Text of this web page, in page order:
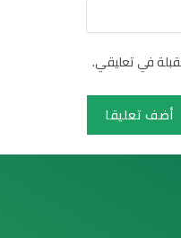
في تعليقي.